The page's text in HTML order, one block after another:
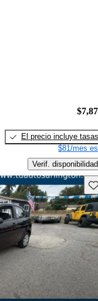
El precio incluye tasas
$81/mes
Verif. disponibilidad